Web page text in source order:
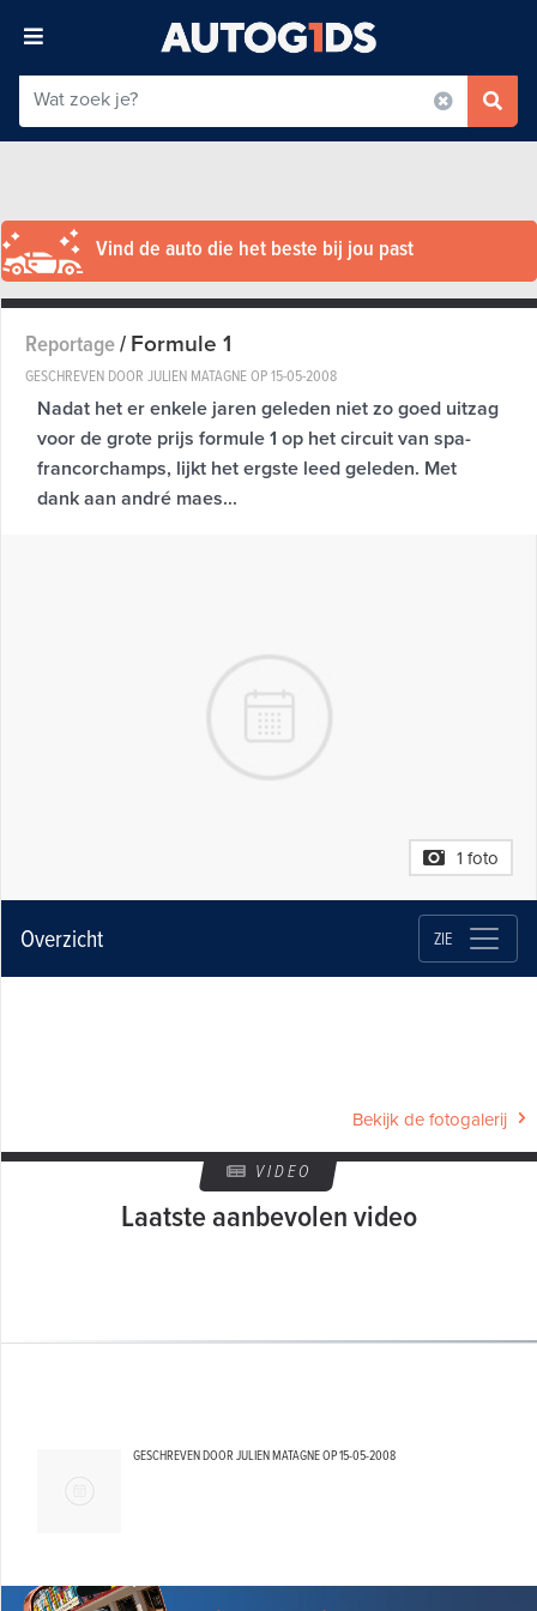
Vind de auto die het beste bij jou past
Reportage/Formule 1
GESCHREVEN DOOR JULIEN MATAGNE OP15-05-2008
Nadat het er enkele jaren geleden niet zo goed uitzag
voor de grote prijs formule 1 op het circuit van spa-
francorchamps, lijkt het ergste leed geleden. Met
dank aan andré maes...
1 foto
Overzicht ZIE
Bekijk de fotogalerij
VIDEO
Laatste aanbevolen video
GESCHREVEN DOOR JULIEN MATAGNE OP15-05-2008